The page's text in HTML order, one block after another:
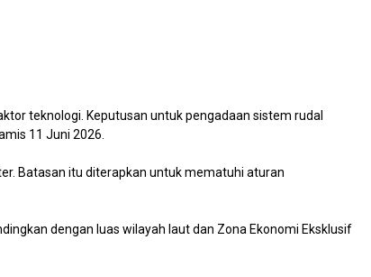
teknologi. Keputusan untuk pengadaan sistem rudal
11 Juni 2026.
Batasan itu diterapkan untuk mematuhi aturan
dengan luas wilayah laut dan Zona Ekonomi Eksklusif